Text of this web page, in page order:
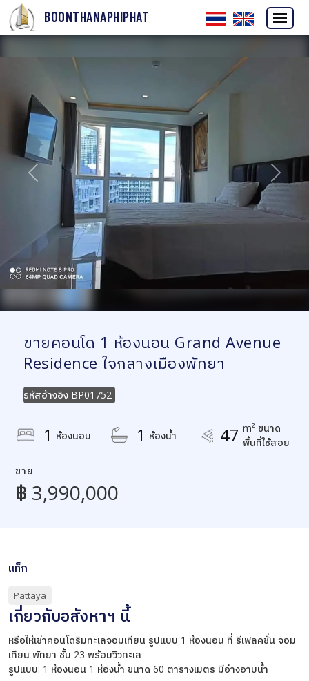
BOONTHANAPHIPHAT
ก่อนหน้า ถัดไป
ขายคอนโด 1 ห้องนอน Grand Avenue
Residence ใจกลางเมืองพัทยา
รหัสอ้างอิง BP01752
1 ห้องนอน 1 ห้องน้ำ 47 m² ขนาด
พื้นที่ใช้สอย
ขาย
฿ 3,990,000
แท็ก
Pattaya
เกี่ยวกับอสังหาฯ นี้
หรือให้เช่าคอนโดริมทะเลจอมเทียน รูปแบบ 1 ห้องนอน ที่ รีเฟลคชั่น จอม
เทียน พัทยา ชั้น 23 พร้อมวิวทะเล
รูปแบบ: 1 ห้องนอน 1 ห้องน้ำ ขนาด 60 ตารางเมตร มีอ่างอาบน้ำ